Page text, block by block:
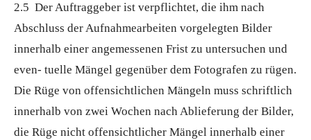
2.5 Der Auftraggeber ist verpflichtet, die ihm nach
Abschluss der Aufnahmearbeiten vorgelegten Bilder
innerhalb einer angemessenen Frist zu untersuchen und
even- tuelle Mängel gegenüber dem Fotografen zu rügen.
Die Rüge von offensichtlichen Mängeln muss schriftlich
innerhalb von zwei Wochen nach Ablieferung der Bilder,
die Rüge nicht offensichtlicher Mängel innerhalb einer